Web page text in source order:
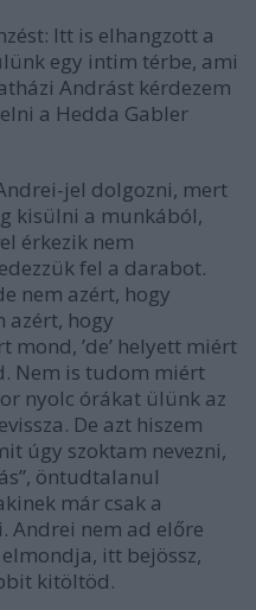
Itt is elhangzott a
egy intim térbe, ami
Andrást kérdezem
a Hedda Gabler
jel dolgozni, mert
kisülni a munkából,
érkezik nem
fel a darabot.
nem azért, hogy
azért, hogy
’de’ helyett miért
Nem is tudom miért
nyolc órákat ülünk az
De azt hiszem
úgy szoktam nevezni,
öntudtalanul
már csak a
Andrei nem ad előre
itt bejössz,
kitöltöd.